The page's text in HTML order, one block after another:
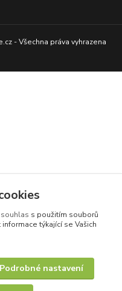
- Všechna práva vyhrazena
souhlas s použitím souborů
týkající se Vašich
Podrobné nastavení